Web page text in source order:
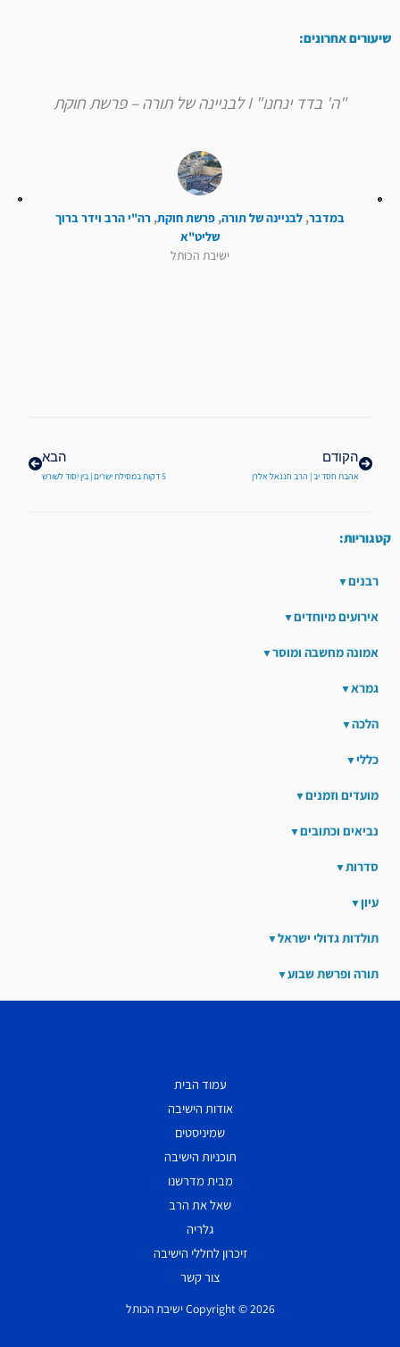
שיעורים אחרונים:
"ה' בדד ינחנו" I לבניינה של תורה – פרשת חוקת
במדבר, לבניינה של תורה, פרשת חוקת, רה"י הרב וידר ברוך
שליט"א
ישיבת הכותל
הקודם
אהבת חסד יב | הרב חננאל אלרן
הבא
5 דקות במסילת ישרים | בין יסוד לשורש
קטגוריות:
רבנים
אירועים מיוחדים
אמונה מחשבה ומוסר
גמרא
הלכה
כללי
מועדים וזמנים
נביאים וכתובים
סדרות
עיון
תולדות גדולי ישראל
תורה ופרשת שבוע
עמוד הבית
אודות הישיבה
שמיניסטים
תוכניות הישיבה
מבית מדרשנו
שאל את הרב
גלריה
זיכרון לחללי הישיבה
צור קשר
Copyright © 2026 ישיבת הכותל